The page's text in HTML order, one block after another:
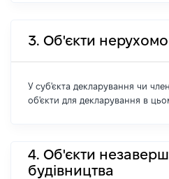
3. Об'єкти
У суб'єкта декларування чи
об'єкти для декларування в
4. Об'єкти
будівництва